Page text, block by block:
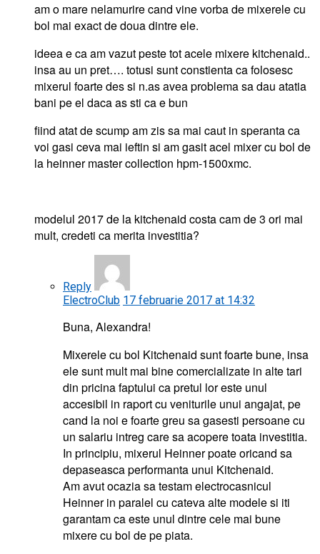
am o mare nelamurire cand vine vorba de mixerele cu
bol mai exact de doua dintre ele.
ideea e ca am vazut peste tot acele mixere kitchenaid..
insa au un pret…. totusi sunt constienta ca folosesc
mixerul foarte des si n.as avea problema sa dau atatia
bani pe el daca as sti ca e bun
fiind atat de scump am zis sa mai caut in speranta ca
voi gasi ceva mai ieftin si am gasit acel mixer cu bol de
la heinner master collection hpm-1500xmc.
modelul 2017 de la kitchenaid costa cam de 3 ori mai
mult, credeti ca merita investitia?
Reply
ElectroClub 17 februarie 2017 at 14:32
Buna, Alexandra!
Mixerele cu bol Kitchenaid sunt foarte bune, insa
ele sunt mult mai bine comercializate in alte tari
din pricina faptului ca pretul lor este unul
accesibil in raport cu veniturile unui angajat, pe
cand la noi e foarte greu sa gasesti persoane cu
un salariu intreg care sa acopere toata investitia.
In principiu, mixerul Heinner poate oricand sa
depaseasca performanta unui Kitchenaid.
Am avut ocazia sa testam electrocasnicul
Heinner in paralel cu cateva alte modele si iti
garantam ca este unul dintre cele mai bune
mixere cu bol de pe piata.